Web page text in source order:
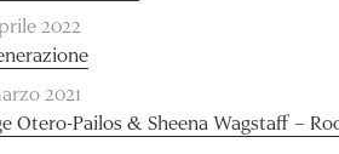
2022
2021
Otero-Pailos & Sheena Wagstaff –